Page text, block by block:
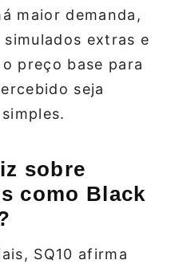
maior demanda,
extras e
preço base para
seja
sobre
como Black
SQ10 afirma